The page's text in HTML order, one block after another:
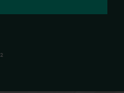
Billancourt